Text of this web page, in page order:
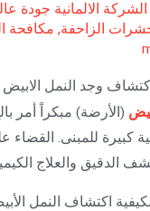
الشركة الالمانية جودة
الزاحفة, مكافحة
وجد النمل
(الأرضة) مبكراً أمر
كبيرة للمبنى. القضاء
الدقيق والعلاج
اكتشاف النمل